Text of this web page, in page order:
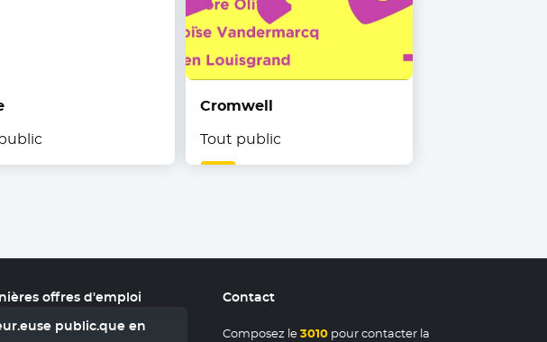
Cromwell
Tout public
offres d'emploi
public.que en
Contact
Composez le3010pour contacter la